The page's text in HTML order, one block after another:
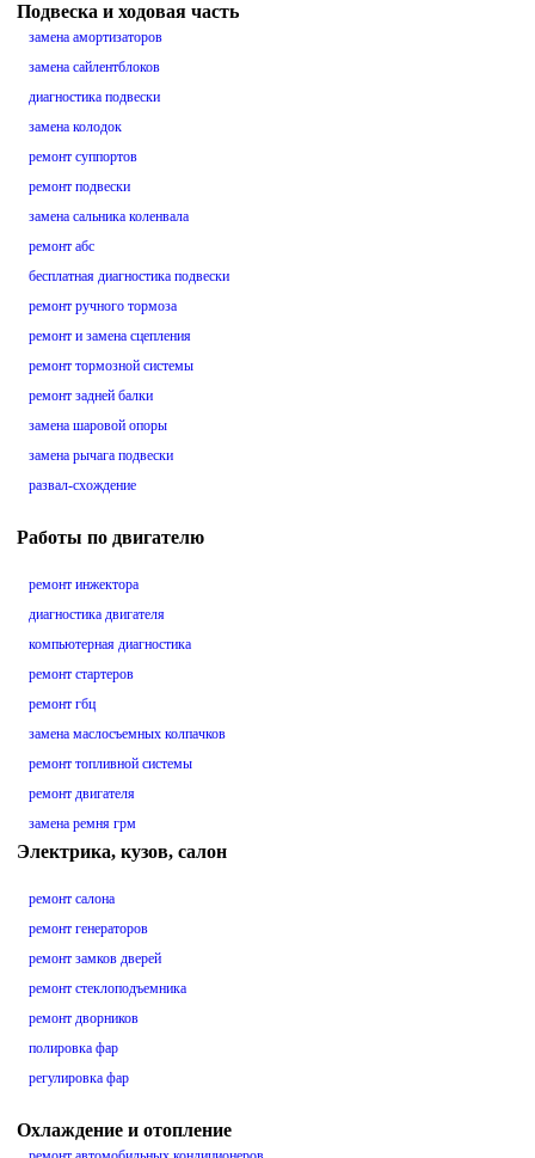
Подвеска и ходовая часть
замена амортизаторов
замена сайлентблоков
диагностика подвески
замена колодок
ремонт суппортов
ремонт подвески
замена сальника коленвала
ремонт абс
бесплатная диагностика подвески
ремонт ручного тормоза
ремонт и замена сцепления
ремонт тормозной системы
ремонт задней балки
замена шаровой опоры
замена рычага подвески
развал-схождение
Работы по двигателю
ремонт инжектора
диагностика двигателя
компьютерная диагностика
ремонт стартеров
ремонт гбц
замена маслосъемных колпачков
ремонт топливной системы
ремонт двигателя
замена ремня грм
Электрика, кузов, салон
ремонт салона
ремонт генераторов
ремонт замков дверей
ремонт стеклоподъемника
ремонт дворников
полировка фар
регулировка фар
Охлаждение и отопление